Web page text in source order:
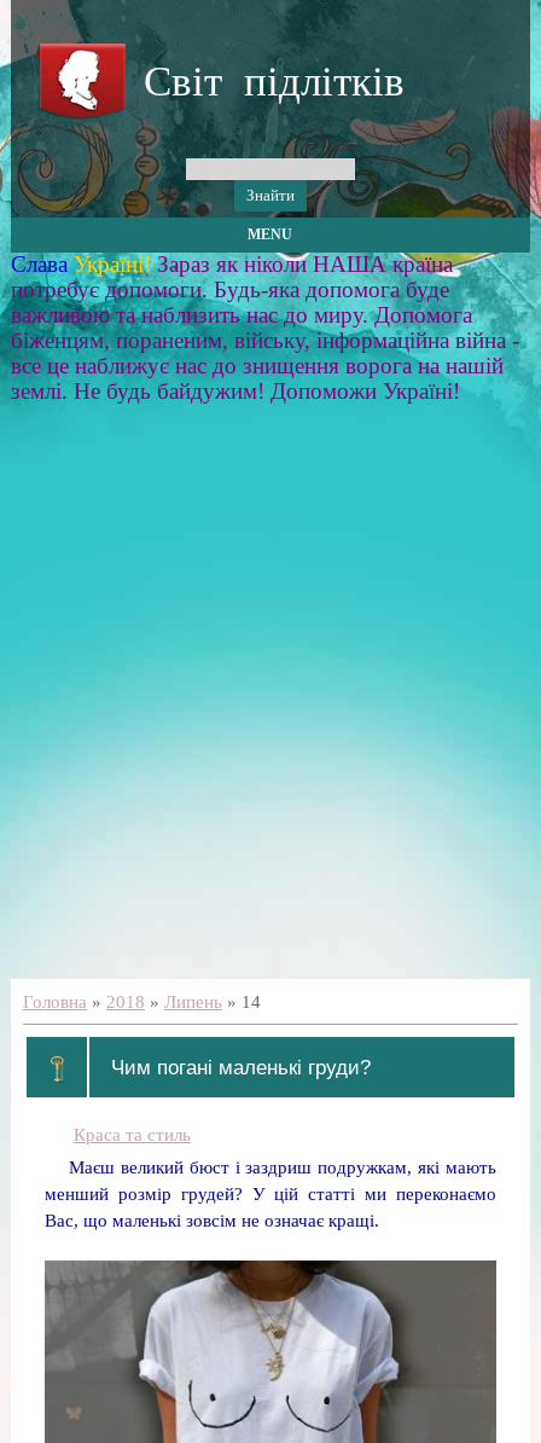
Світ підлітків
MENU
Слава Україні! Зараз як ніколи НАША країна
потребує допомоги. Будь-яка допомога буде
важливою та наблизить нас до миру. Допомога
біженцям, пораненим, війську, інформаційна війна -
все це наближує нас до знищення ворога на нашій
землі. Не будь байдужим! Допоможи Україні!
Головна » 2018 » Липень » 14
Чим погані маленькі груди?
Краса та стиль
Маєш великий бюст і заздриш подружкам, які мають
менший розмір грудей? У цій статті ми переконаємо
Вас, що маленькі зовсім не означає кращі.